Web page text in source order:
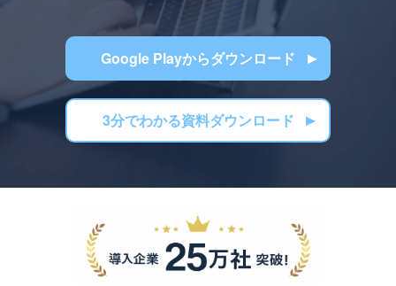
Google Playからダウンロード
3分でわかる資料ダウンロード